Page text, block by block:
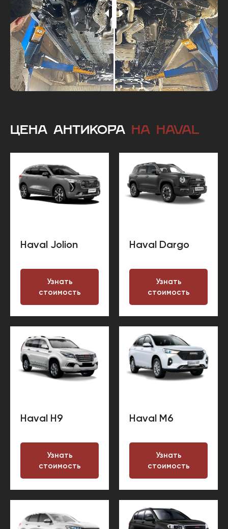
ЦЕНА АНТИКОРА НА HAVAL
Haval Jolion
Узнать
стоимость
Haval Dargo
Узнать
стоимость
Haval H9
Узнать
стоимость
Haval M6
Узнать
стоимость